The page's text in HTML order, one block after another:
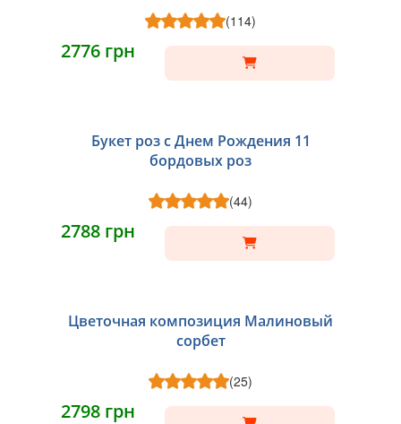
(114)
2776 грн
Букет роз с Днем Рождения 11
бордовых роз
(44)
2788 грн
Цветочная композиция Малиновый
сорбет
(25)
2798 грн